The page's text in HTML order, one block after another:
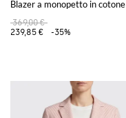
Blazer a monopetto in cotone
369,00 €
239,85 €
-35%